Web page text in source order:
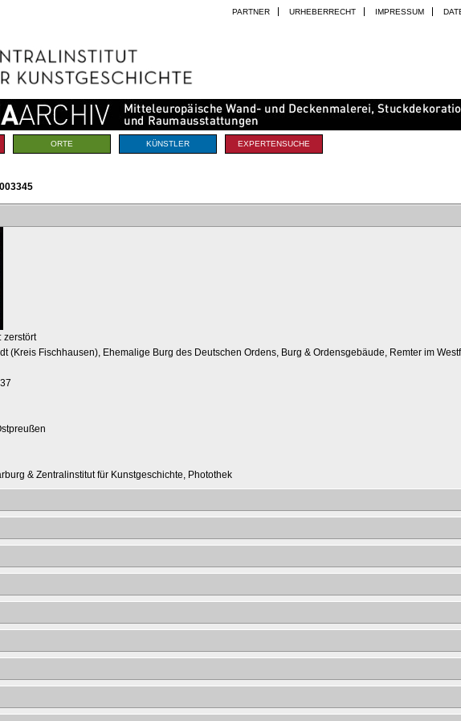
PARTNER URHEBERRECHT IMPRESSUM
ORTE KÜNSTLER EXPERTENSUCHE
zerstört
(Kreis Fischhausen), Ehemalige Burg des Deutschen Ordens, Burg & Ordensgebäude, Remter im
& Zentralinstitut für Kunstgeschichte, Photothek